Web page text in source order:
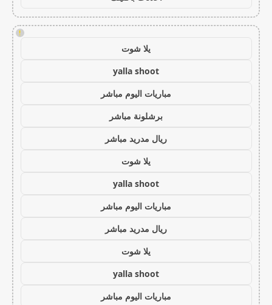
!
يلا شوت
yalla shoot
مباريات اليوم مباشر
برشلونة مباشر
ريال مدريد مباشر
يلا شوت
yalla shoot
مباريات اليوم مباشر
ريال مدريد مباشر
يلا شوت
yalla shoot
مباريات اليوم مباشر